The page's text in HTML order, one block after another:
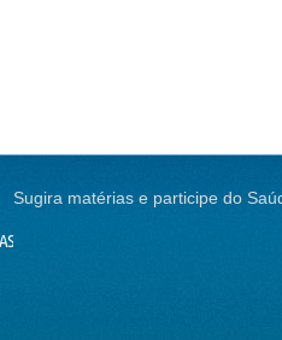
Sugira matérias e participe do